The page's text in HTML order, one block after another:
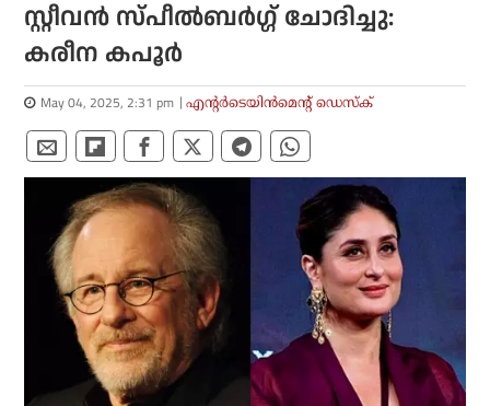
സ്റ്റീവന്‍ സ്പീല്‍ബര്‍ഗ്ഗ് ചോദിച്ചു:
കരീന കപൂര്‍
May 04, 2025, 2:31 pm എന്റര്‍ടെയിന്‍മെന്റ് ഡെസ്‌ക്